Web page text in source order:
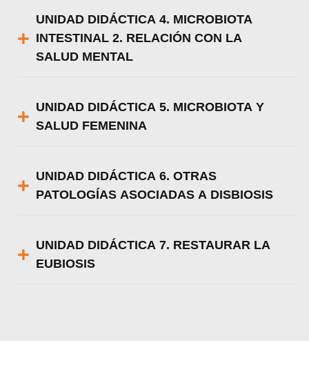
UNIDAD DIDÁCTICA 4. MICROBIOTA
INTESTINAL 2. RELACIÓN CON LA
SALUD MENTAL
UNIDAD DIDÁCTICA 5. MICROBIOTA Y
SALUD FEMENINA
UNIDAD DIDÁCTICA 6. OTRAS
PATOLOGÍAS ASOCIADAS A DISBIOSIS
UNIDAD DIDÁCTICA 7. RESTAURAR LA
EUBIOSIS